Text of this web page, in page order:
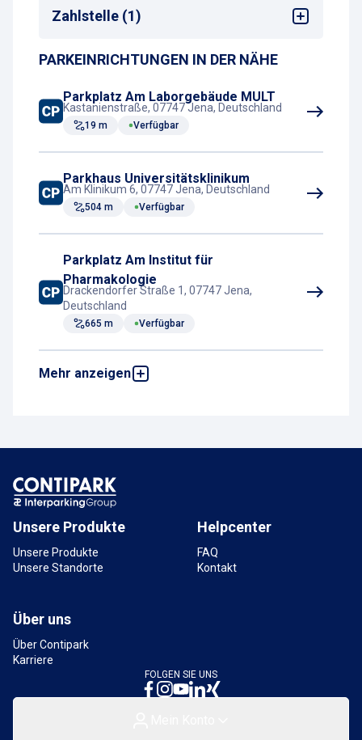
Krankenhaus
Zahlstelle (1)
Kassenautomat
PARKEINRICHTUNGEN IN DER NÄHE
Parkplatz Am Laborgebäude MULT
Kastanienstraße, 07747 Jena, Deutschland
19 m Verfügbar
Parkhaus Universitätsklinikum
Am Klinikum 6, 07747 Jena, Deutschland
504 m Verfügbar
Parkplatz Am Institut für
Pharmakologie
Drackendorfer Straße 1, 07747 Jena,
Deutschland
665 m Verfügbar
Mehr anzeigen
Tiefgarage Krautgasse
Unsere Produkte
Unsere Produkte
Unsere Standorte
Helpcenter
FAQ
Kontakt
Über uns
Über Contipark
Karriere
FOLGEN SIE UNS